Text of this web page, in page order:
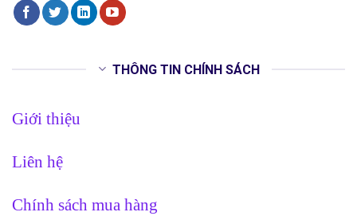
THÔNG TIN CHÍNH SÁCH
Giới thiệu
Liên hệ
Chính sách mua hàng